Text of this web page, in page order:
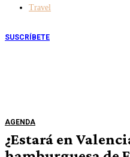
Travel
SUSCRÍBETE
AGENDA
¿Estará en